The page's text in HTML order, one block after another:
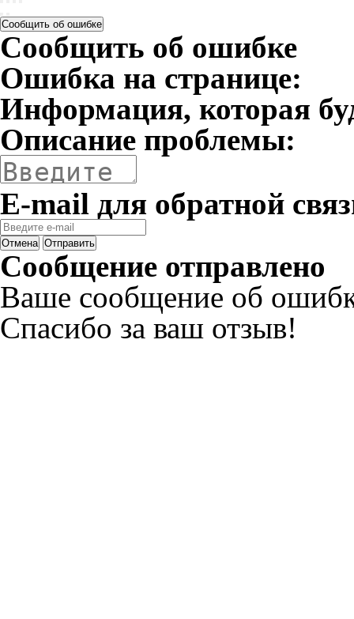
Сообщить об ошибке
Сообщить об ошибке
Ошибка на странице:
Информация, которая
Описание проблемы:
E-mail для обратной
Отмена Отправить
Сообщение отправлено
Ваше сообщение об
Спасибо за ваш отзыв!